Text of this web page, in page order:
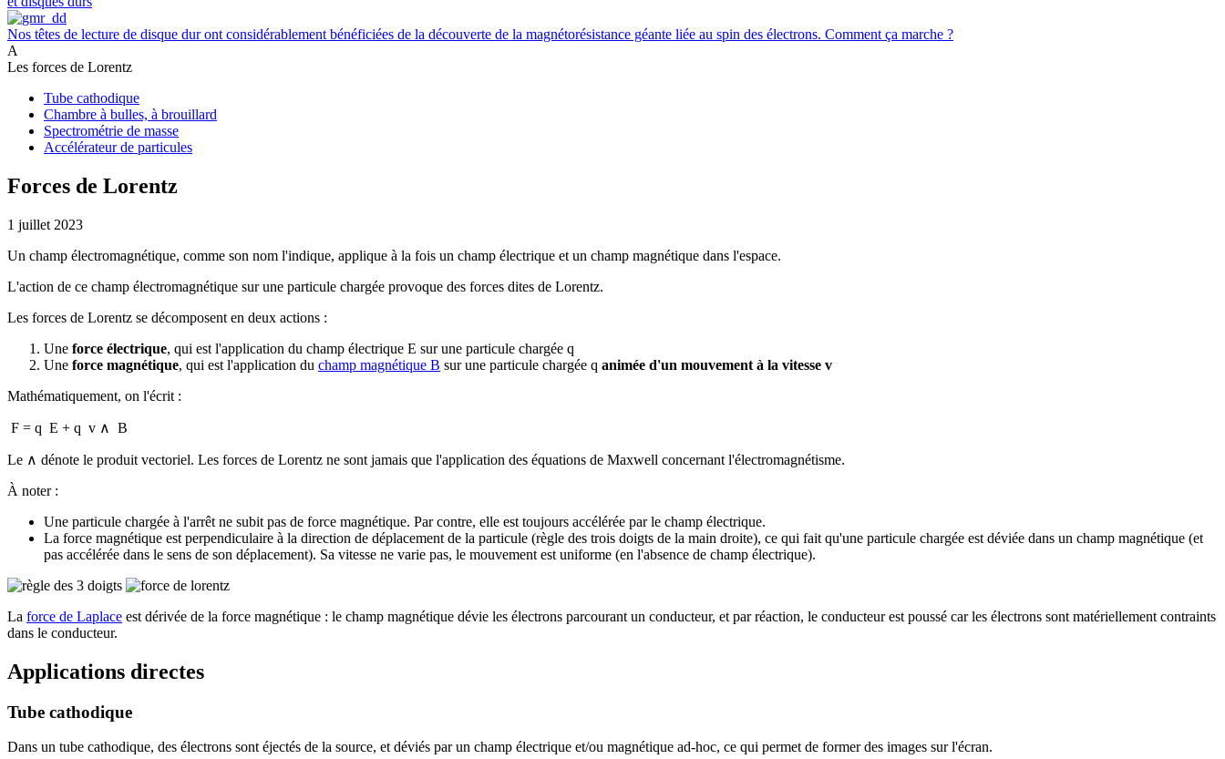
Nos têtes de lecture de disque dur ont considérablement bénéficiées de la découverte de la magnétorésistance géante liée au spin des électrons. Comment ça marche ?
A
Les forces de Lorentz
Tube cathodique
Chambre à bulles, à brouillard
Spectrométrie de masse
Accélérateur de particules
Forces de Lorentz
1 juillet 2023
Un champ électromagnétique, comme son nom l'indique, applique à la fois un champ électrique et un champ magnétique dans l'espace.
L'action de ce champ électromagnétique sur une particule chargée provoque des forces dites de Lorentz.
Les forces de Lorentz se décomposent en deux actions :
Une force électrique, qui est l'application du champ électrique E sur une particule chargée q
Une force magnétique, qui est l'application du champ magnétique B sur une particule chargée q animée d'un mouvement à la vitesse v
Mathématiquement, on l'écrit :
F = q E + q v ∧ B
Le ∧ dénote le produit vectoriel. Les forces de Lorentz ne sont jamais que l'application des équations de Maxwell concernant l'électromagnétisme.
À noter :
Une particule chargée à l'arrêt ne subit pas de force magnétique. Par contre, elle est toujours accélérée par le champ électrique.
La force magnétique est perpendiculaire à la direction de déplacement de la particule (règle des trois doigts de la main droite), ce qui fait qu'une particule chargée est déviée dans un champ magnétique (et
pas accélérée dans le sens de son déplacement). Sa vitesse ne varie pas, le mouvement est uniforme (en l'absence de champ électrique).
La force de Laplace est dérivée de la force magnétique : le champ magnétique dévie les électrons parcourant un conducteur, et par réaction, le conducteur est poussé car les électrons sont matériellement contraints
dans le conducteur.
Applications directes
Tube cathodique
Dans un tube cathodique, des électrons sont éjectés de la source, et déviés par un champ électrique et/ou magnétique ad-hoc, ce qui permet de former des images sur l'écran.